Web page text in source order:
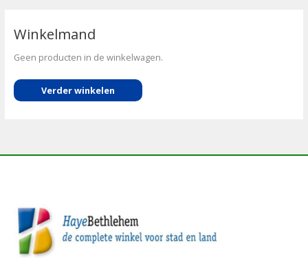
Winkelmand
Geen producten in de winkelwagen.
Verder winkelen